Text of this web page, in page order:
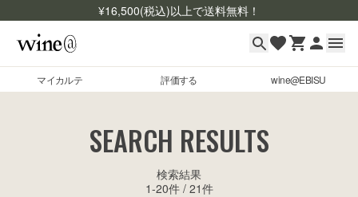
¥16,500(税込)以上で送料無料！
マイカルテ 評価する wine@EBISU
マイカルテ
SEARCH RESULTS
検索結果
1-20件 / 21件